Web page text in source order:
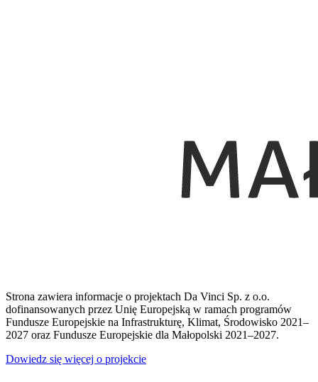
Strona zawiera informacje o projektach Da Vinci Sp. z o.o.
dofinansowanych przez Unię Europejską w ramach programów
Fundusze Europejskie na Infrastrukturę, Klimat, Środowisko 2021–
2027 oraz Fundusze Europejskie dla Małopolski 2021–2027.
Dowiedz się więcej o projekcie